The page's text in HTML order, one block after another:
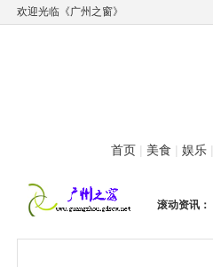
欢迎光临《广州之窗》
首页 | 美食 | 娱乐 |
滚动资讯：